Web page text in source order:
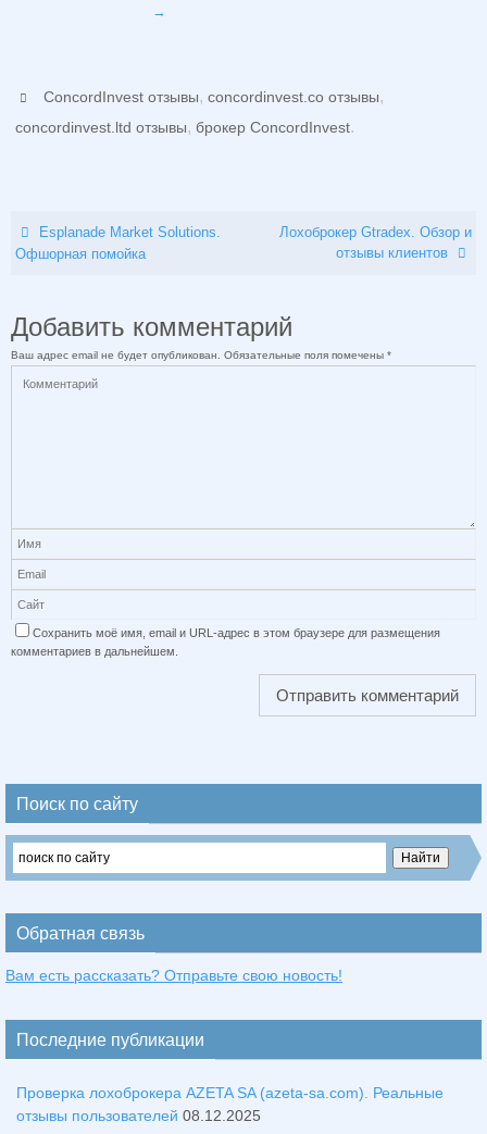
→
ConcordInvest отзывы,concordinvest.co отзывы,
concordinvest.ltd отзывы, брокер ConcordInvest.
Esplanade Market Solutions.
Офшорная помойка
Лохоброкер Gtradex. Обзор и
отзывы клиентов
Добавить комментарий
Ваш адрес email не будет опубликован. Обязательные поля помечены *
Сохранить моё имя, email и URL-адрес в этом браузере для размещения
комментариев в дальнейшем.
Поиск по сайту
Обратная связь
Вам есть рассказать? Отправьте свою новость!
Последние публикации
Проверка лохоброкера AZETA SA (azeta-sa.com). Реальные
отзывы пользователей 08.12.2025